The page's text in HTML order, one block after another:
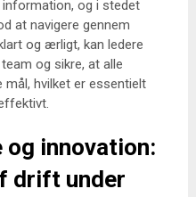
og i stedet
at navigere gennem
og ærligt, kan ledere
og sikre, at alle
mål, hvilket er essentielt
og innovation:
drift under